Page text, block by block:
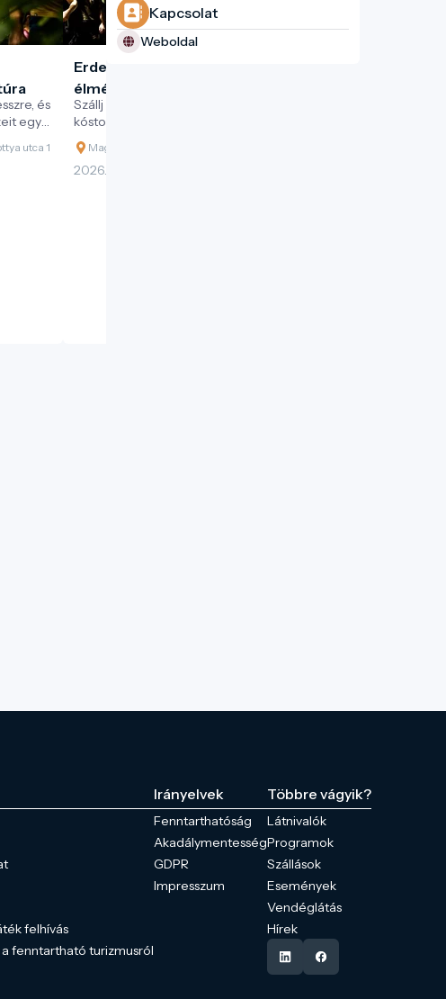
és
egy
utca 1
Erdei gasztroexpressz
élménytúra
Szállj fel az Erdei Gasztroexpresszre, és
kóstold meg a Bükk erdőinek ízeit egy
különleges vonatos kaland során!
Magyarország, 3534 Miskolc, Dorottya utca 1
2026. 10. 24.
Kapcsolat
Weboldal
felhívás
fenntartható turizmusról
Irányelvek
Fenntarthatóság
Akadálymentesség
GDPR
Impresszum
Többre vágyik?
Látnivalók
Programok
Szállások
Események
Vendéglátás
Hírek